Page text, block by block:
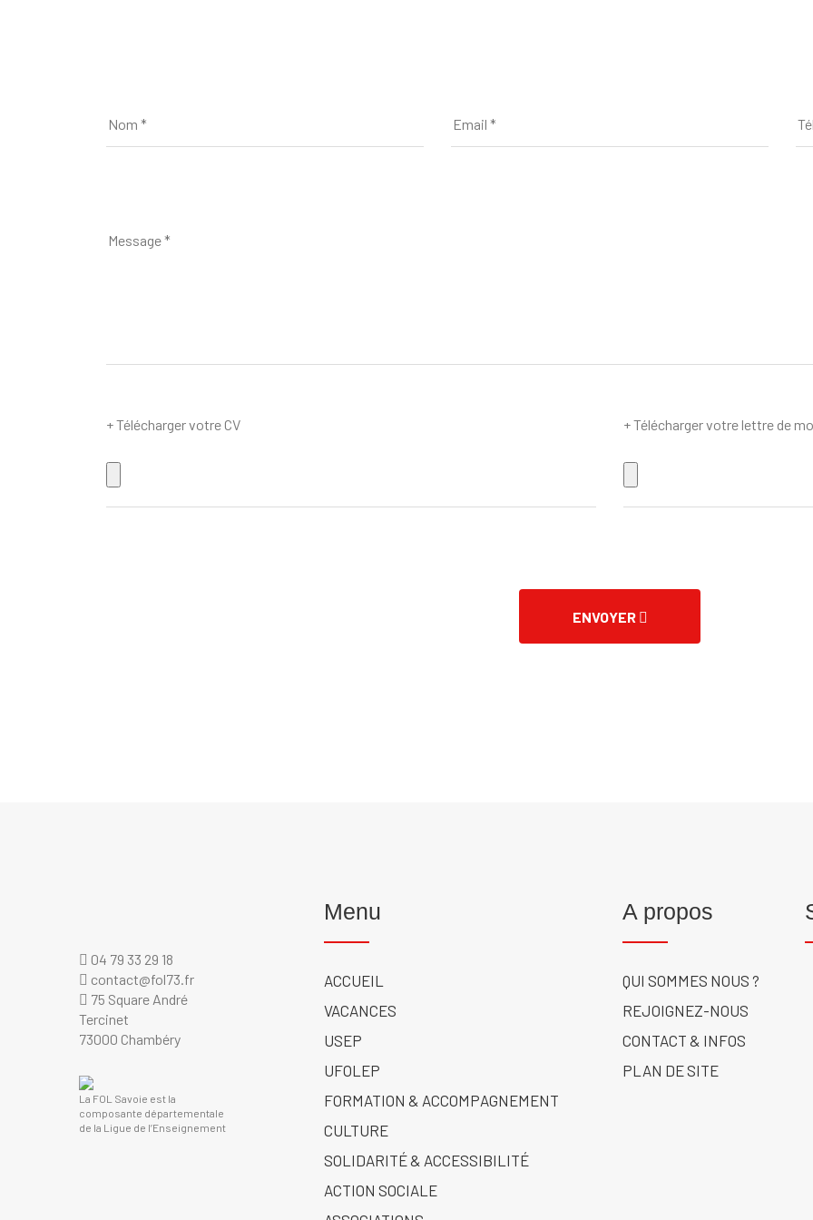
+ Télécharger votre CV + Télécharger votre lettre de
ENVOYER
04 79 33 29 18
contact@fol73.fr
75 Square André
Tercinet
73000 Chambéry
La FOL Savoie est la
composante départementale
de la Ligue de l’Enseignement
Menu
ACCUEIL
VACANCES
USEP
UFOLEP
FORMATION & ACCOMPAGNEMENT
CULTURE
SOLIDARITÉ & ACCESSIBILITÉ
ACTION SOCIALE
A propos
QUI SOMMES NOUS ?
REJOIGNEZ-NOUS
CONTACT & INFOS
PLAN DE SITE